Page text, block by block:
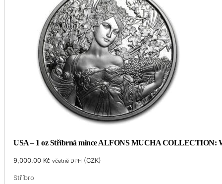
USA – 1 oz Stříbrná mince ALFONS MUCHA COLLECTION:
9,000.00 Kč včetně DPH (CZK)
Stříbro